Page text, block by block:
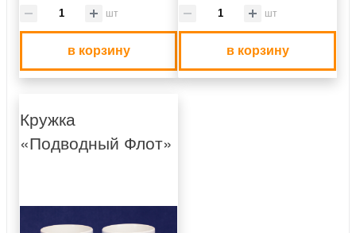
шт
в корзину
шт
в корзину
Кружка
«Подводный Флот»